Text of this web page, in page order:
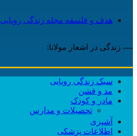
هدف و فلسفه مجله زندگی رویایی
---- زندگی در اشعار مولانا:
سبک زندگی رویایی
مد و فشن
مادر و کودک
تحصیلات و مدارس
آشپزی
اطلاعات پزشکی